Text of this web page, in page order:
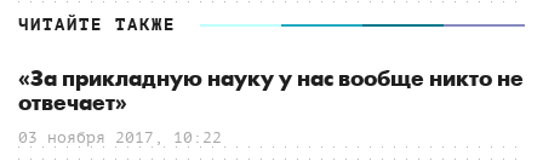
ЧИТАЙТЕ ТАКЖЕ
«За прикладную науку у нас вообще никто не
отвечает»
03 ноября 2017, 10:22